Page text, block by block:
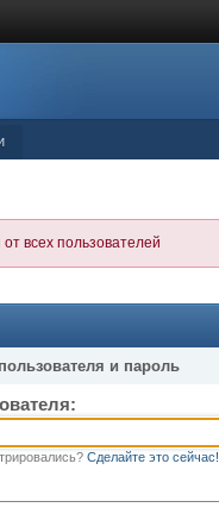
всех пользователей
и пароль
Сделайте это сейчас!